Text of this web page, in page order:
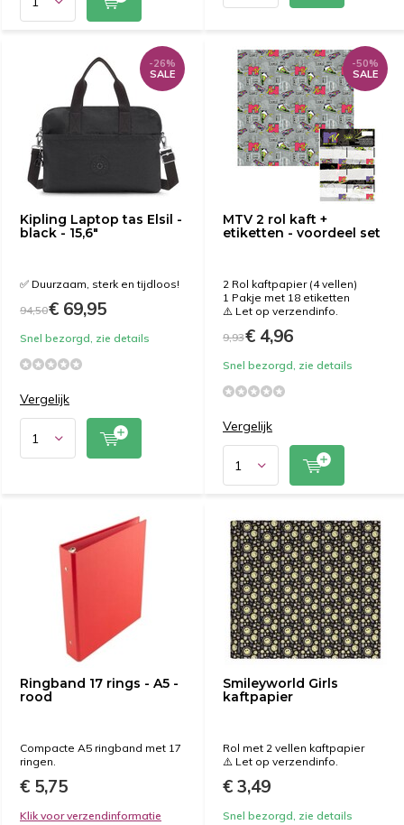
Kipling Laptop tas Elsil -
black - 15,6"
-26%
SALE
✅ Duurzaam, sterk en tijdloos!
94,50€ 69,95
Snel bezorgd, zie details
Vergelijk
MTV 2 rol kaft +
etiketten - voordeel set
-50%
SALE
2 Rol kaftpapier (4 vellen)
1 Pakje met 18 etiketten
⚠️ Let op verzendinfo.
9,93€ 4,96
Snel bezorgd, zie details
Vergelijk
Ringband 17 rings - A5 -
rood
Compacte A5 ringband met 17
ringen.
€ 5,75
Klik voor verzendinformatie
Smileyworld Girls
kaftpapier
Rol met 2 vellen kaftpapier
⚠️ Let op verzendinfo.
€ 3,49
Snel bezorgd, zie details